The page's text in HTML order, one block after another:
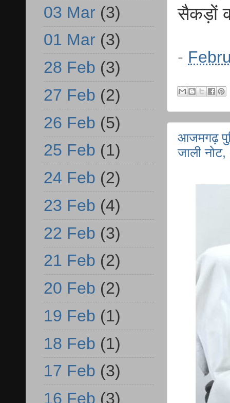
सैकड़ों
-
आजमगढ़
जाली
03 Mar (3)
01 Mar (3)
28 Feb (3)
27 Feb (2)
26 Feb (5)
25 Feb (1)
24 Feb (2)
23 Feb (4)
22 Feb (3)
21 Feb (2)
20 Feb (2)
19 Feb (1)
18 Feb (1)
17 Feb (3)
16 Feb (3)